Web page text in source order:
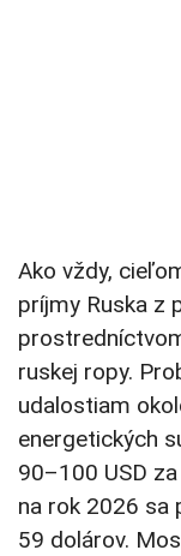
Ako vždy,
príjmy Ruska z
ruskej ropy.
udalostiam
energetických
90–100 USD
na rok 2026 sa
59 dolárov.